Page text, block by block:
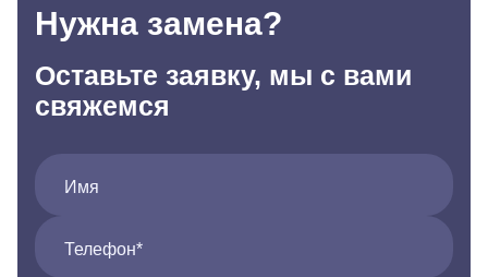
Нужна замена?
Оставьте заявку, мы с вами
свяжемся
Имя
Телефон*